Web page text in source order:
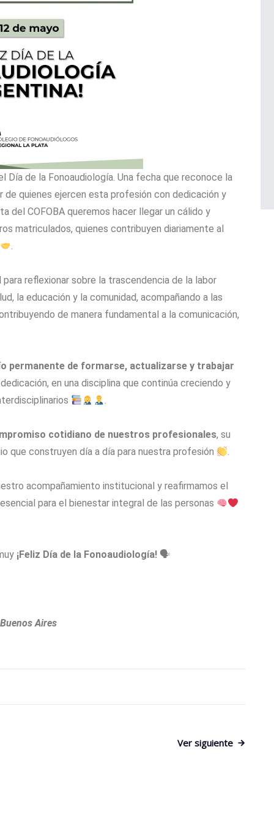
Día de la Fonoaudiología. Una fecha que reconoce la
quienes ejercen esta profesión con dedicación y
del COFOBA queremos hacer llegar un cálido y
matriculados, quienes contribuyen diariamente al
.
reflexionar sobre la trascendencia de la labor
la educación y la comunidad, acompañando a las
de manera fundamental a la comunicación,
permanente de formarse, actualizarse y trabajar
en una disciplina que continúa creciendo y
.
cotidiano de nuestros profesionales, su
que construyen día a día para nuestra profesión
.
acompañamiento institucional y reafirmamos el
para el bienestar integral de las personas
¡Feliz Día de la Fonoaudiología! 🗣
Aires
Ver siguiente